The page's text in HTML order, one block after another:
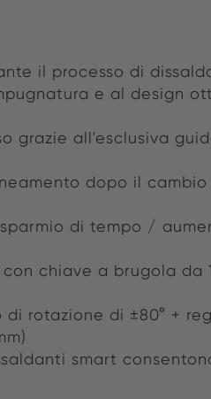
il processo di
e al design
grazie all'esclusiva
dopo il
di tempo /
chiave a brugola da
rotazione di ±80° +
smart